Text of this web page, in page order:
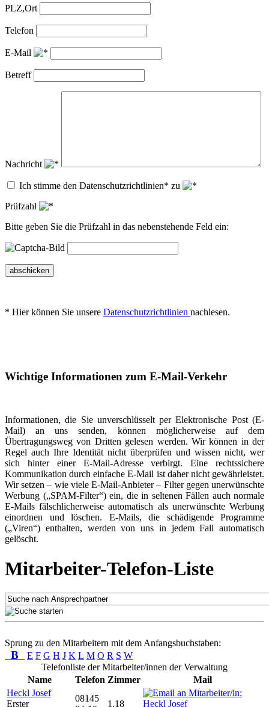
PLZ,Ort
Telefon
E-Mail
Betreff
Nachricht
Ich stimme den Datenschutzrichtlinien* zu
Prüfzahl
Bitte geben Sie die Prüfzahl in das nebenstehende Feld ein:
abschicken
* Hier können Sie unsere Datenschutzrichtlinien nachlesen.
Wichtige Informationen zum E-Mail-Verkehr
Informationen, die Sie unverschlüsselt per Elektronische Post (E-
Mail) an uns senden, können möglicherweise auf dem
Übertragungsweg von Dritten gelesen werden. Wir können in der
Regel auch Ihre Identität nicht überprüfen und wissen nicht, wer
sich hinter einer E-Mail-Adresse verbirgt. Eine rechtssichere
Kommunikation durch einfache E-Mail ist daher nicht gewährleistet.
Wir setzen – wie viele E-Mail-Anbieter – Filter gegen unerwünschte
Werbung („SPAM-Filter“) ein, die in seltenen Fällen auch normale
E-Mails fälschlicherweise automatisch als unerwünschte Werbung
einordnen und löschen. E-Mails, die schädigende Programme
(„Viren“) enthalten, werden von uns in jedem Fall automatisch
gelöscht.
Mitarbeiter-Telefon-Liste
Sprung zu den Mitarbeitern mit dem Anfangsbuchstaben:
B E F G H J K L M O R S W
Telefonliste der Mitarbeiter/innen der Verwaltung
Name
Telefon Zimmer
Mail
Heckl Josef
Erster
08145
1.18